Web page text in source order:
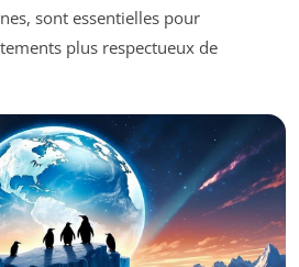
sont essentielles pour
plus respectueux de